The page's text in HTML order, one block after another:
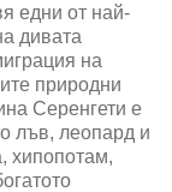
едни от най-
дивата
на
природни
Серенгети е
лъв, леопард и
хипопотам,